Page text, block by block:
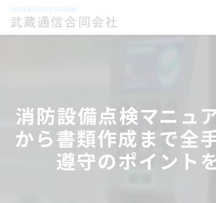
消防設備点検マニュ
から書類作成まで全
遵守のポイント